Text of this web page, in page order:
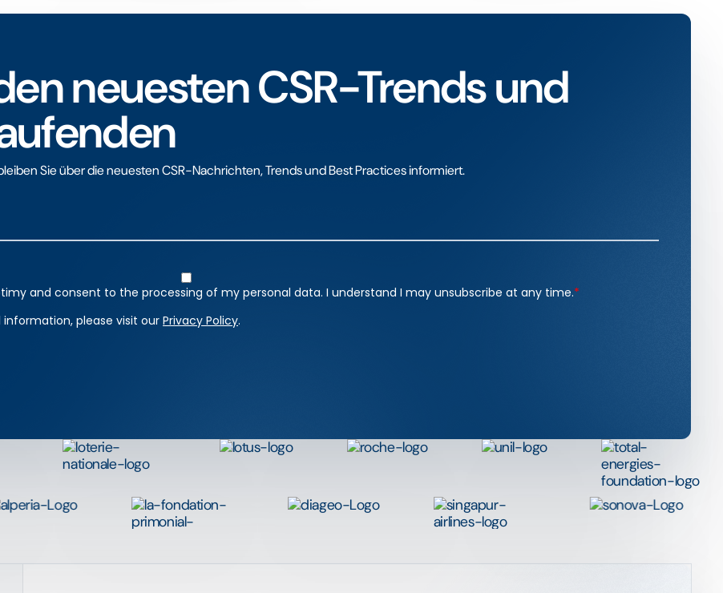
neuesten CSR-Trends und
Sie über die neuesten CSR-Nachrichten, Trends und Best Practices informiert.